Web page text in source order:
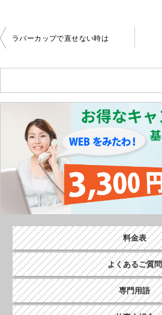
投
稿
ビ
ゲ
ー
シ
ョ
ン
ラバーカップで直せない時は
料金表
よくあるご質問
専門用語